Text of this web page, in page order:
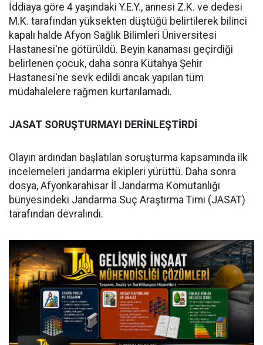
İddiaya göre 4 yaşındaki Y.E.Y., annesi Z.K. ve dedesi
M.K. tarafından yüksekten düştüğü belirtilerek bilinci
kapalı halde Afyon Sağlık Bilimleri Üniversitesi
Hastanesi'ne götürüldü. Beyin kanaması geçirdiği
belirlenen çocuk, daha sonra Kütahya Şehir
Hastanesi'ne sevk edildi ancak yapılan tüm
müdahalelere rağmen kurtarılamadı.
JASAT SORUŞTURMAYI DERİNLEŞTİRDİ
Olayın ardından başlatılan soruşturma kapsamında ilk
incelemeleri jandarma ekipleri yürüttü. Daha sonra
dosya, Afyonkarahisar İl Jandarma Komutanlığı
bünyesindeki Jandarma Suç Araştırma Timi (JASAT)
tarafından devralındı.